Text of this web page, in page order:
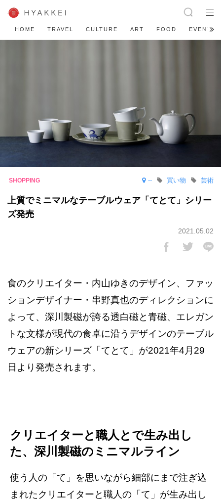
HOME TRAVEL CULTURE ART FOOD EVENT
-- 芸術
買い物
上質でミニマルなテーブルウェア「てとて」シリー
ズ発売
2021.05.02
食のクリエイター・内山ゆきのデザイン、ファッ
ションデザイナー・串野真也のディレクションに
よって、深川製磁が誇る透白磁と青磁、エレガン
トな文様が現代の食卓に沿うデザインのテーブル
ウェアの新シリーズ「てとて」が2021年4月29
日より発売されます。
クリエイターと職人とで生み出し
た、深川製磁のミニマルライン
使う人の「て」を思いながら細部にまで注ぎ込
まれたクリエイターと職人の「て」が生み出し